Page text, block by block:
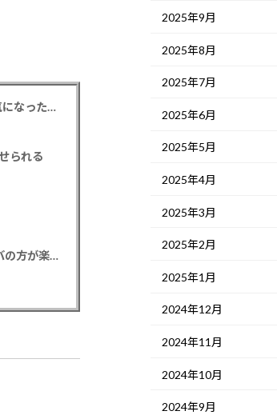
元フジ渡邊渚アナ PTSD公表への思いを明かす「無理解や差別は永遠に変わらない」「同じ病気になったことのない人間にはわからない」
られる
松平健 「ミニオンズ＆モンスターズ」笑福亭鶴瓶、鈴木愛理らと「ミニおんど」披露も「サンバの方が楽」と本音
2025年9月
2025年8月
2025年7月
2025年6月
2025年5月
2025年4月
2025年3月
2025年2月
2025年1月
2024年12月
2024年11月
2024年10月
2024年9月